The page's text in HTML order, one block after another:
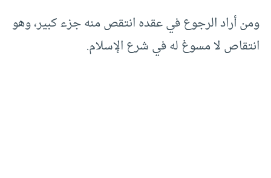
ومن أراد الرجوع في عقده انتقص منه جزء كبير، وهو
انتقاص لا مسوغ له في شرع الإسلام.